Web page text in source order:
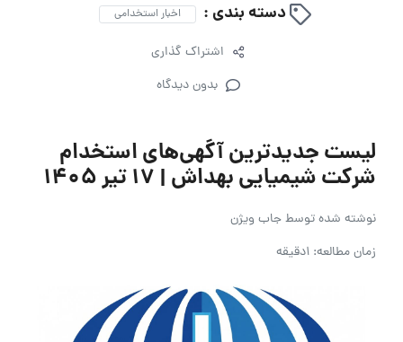
دسته بندی : اخبار استخدامی
اشتراک گذاری
بدون دیدگاه
لیست جدیدترین آگهی‌های استخدام
شرکت شیمیایی بهداش | ۱۷ تیر ۱۴۰۵
نوشته شده توسطجاب ویژن
زمان مطالعه: 1دقیقه